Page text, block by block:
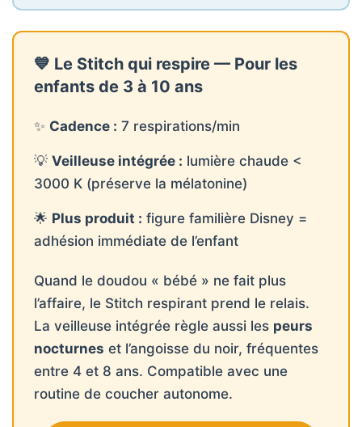
💙 Le Stitch qui respire — Pour les
enfants de 3 à 10 ans
✨ Cadence : 7 respirations/min
💡 Veilleuse intégrée : lumière chaude <
3000 K (préserve la mélatonine)
🌟 Plus produit : figure familière Disney =
adhésion immédiate de l’enfant
Quand le doudou « bébé » ne fait plus
l’affaire, le Stitch respirant prend le relais.
La veilleuse intégrée règle aussi les peurs
nocturnes et l’angoisse du noir, fréquentes
entre 4 et 8 ans. Compatible avec une
routine de coucher autonome.